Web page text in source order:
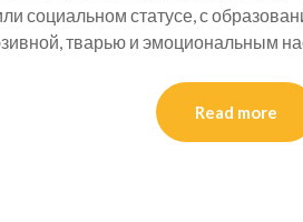
социальном статусе, с
тварью и эмоциональным
Read more